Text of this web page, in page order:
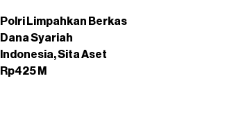
Polri Limpahkan Berkas
Dana Syariah
Indonesia, Sita Aset
Rp425 M